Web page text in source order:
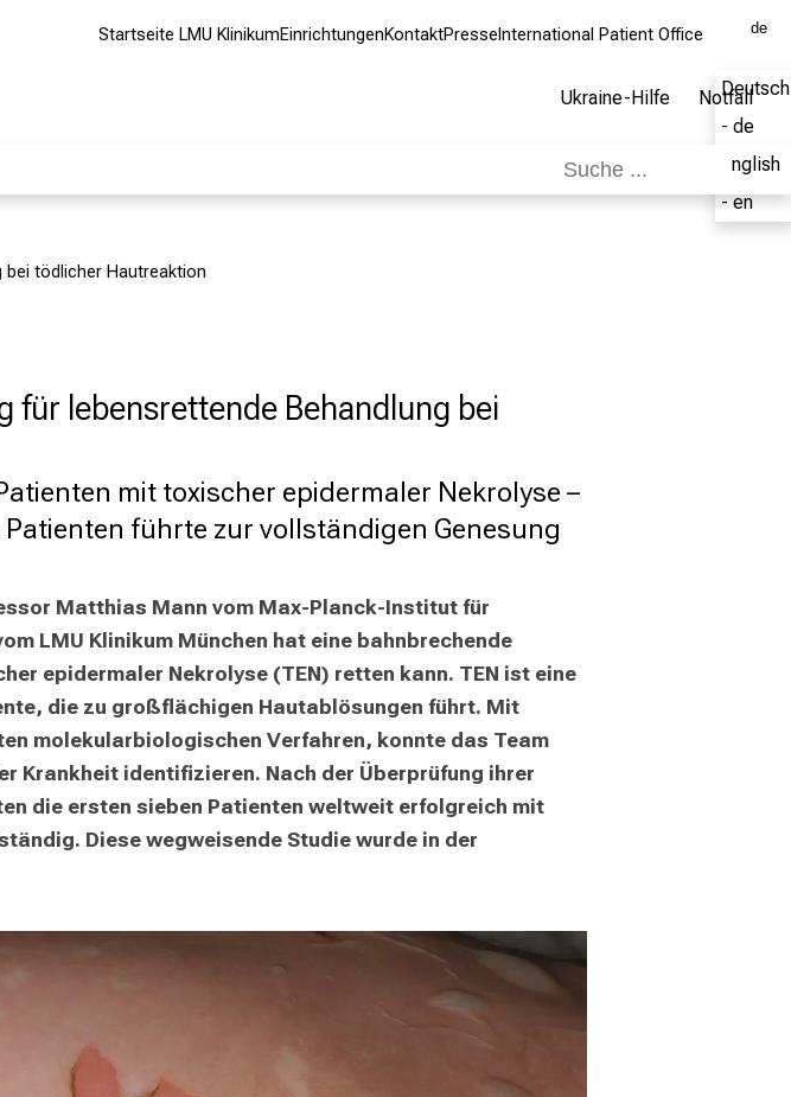
Startseite LMU KlinikumEinrichtungenKontaktPresse International Patient Office de
Deutsch
- de
English
- en
Ukraine-Hilfe Notfall
bei tödlicher Hautreaktion
für lebensrettende Behandlung bei
mit toxischer epidermaler Nekrolyse –
führte zur vollständigen Genesung
Matthias Mann vom Max-Planck-Institut für
LMU Klinikum München hat eine bahnbrechende
epidermaler Nekrolyse (TEN) retten kann. TEN ist eine
die zu großflächigen Hautablösungen führt. Mit
molekularbiologischen Verfahren, konnte das Team
Krankheit identifizieren. Nach der Überprüfung ihrer
die ersten sieben Patienten weltweit erfolgreich mit
Diese wegweisende Studie wurde in der